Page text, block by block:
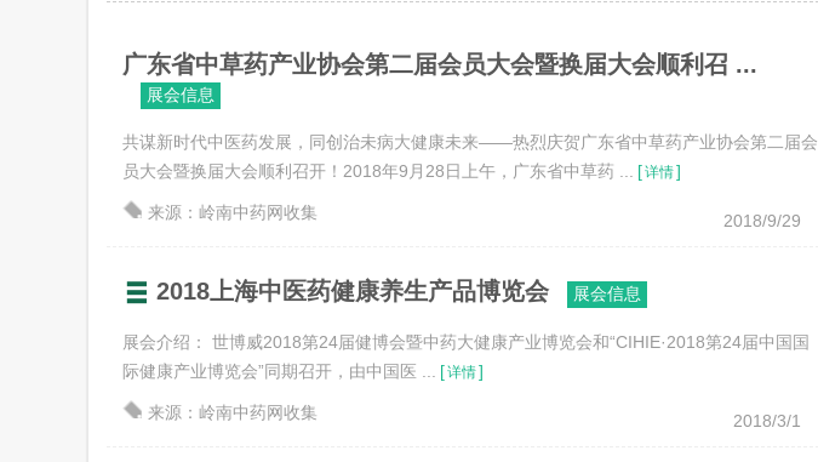
广东省中草药产业协会第二届会员大会暨换届大会顺利召 ...
展会信息
共谋新时代中医药发展，同创治未病大健康未来——热烈庆贺广东省中草药产业协会第二届会
员大会暨换届大会顺利召开！2018年9月28日上午，广东省中草药 ...
[详情]
2018/9/29
来源：岭南中药网收集
2018上海中医药健康养生产品博览会 展会信息
展会介绍： 世博威2018第24届健博会暨中药大健康产业博览会和“CIHIE·2018第24届中国国
际健康产业博览会”同期召开，由中国医 ...
[详情]
2018/3/1
来源：岭南中药网收集